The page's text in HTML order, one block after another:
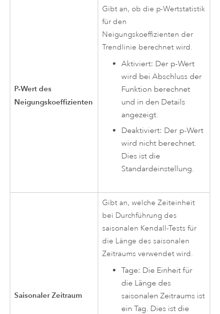
P-Wert des
Neigungskoeffizienten
Gibt an, ob die p-Wertstatistik
für den
Neigungskoeffizienten der
Trendlinie berechnet wird.
Aktiviert: Der p-Wert
wird bei Abschluss der
Funktion berechnet
und in den Details
angezeigt.
Deaktiviert: Der p-Wert
wird nicht berechnet.
Dies ist die
Standardeinstellung.
Saisonaler Zeitraum
Gibt an, welche Zeiteinheit
bei Durchführung des
saisonalen Kendall-Tests für
die Länge des saisonalen
Zeitraums verwendet wird.
Tage: Die Einheit für
die Länge des
saisonalen Zeitraums ist
ein Tag. Dies ist die